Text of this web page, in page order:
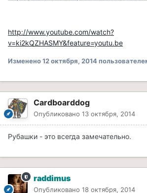
http://www.youtube.com/watch?
v=ki2kQZHASMY&feature=youtu.be
Изменено12 октября, 2014
Cardboarddog
Опубликовано 13 октября, 2014
Рубашки - это всегда замечательно.
raddimus
Опубликовано 18 октября, 2014